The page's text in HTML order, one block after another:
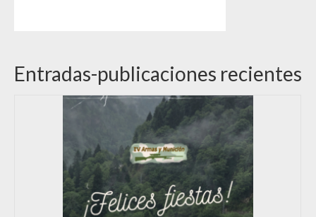
Entradas-publicaciones recientes